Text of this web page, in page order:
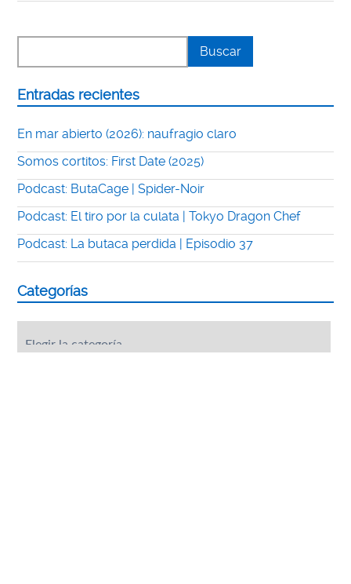
Entradas recientes
En mar abierto (2026): naufragio claro
Somos cortitos: First Date (2025)
Podcast: ButaCage | Spider-Noir
Podcast: El tiro por la culata | Tokyo Dragon Chef
Podcast: La butaca perdida | Episodio 37
Categorías